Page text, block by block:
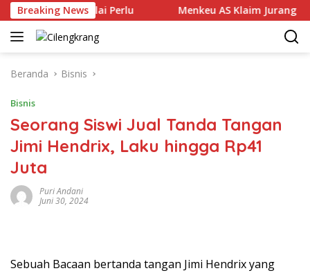
Langsung
ke
konten
Breaking News
TPPO Dinilai Perlu Menkeu AS Klaim Jurang
Beranda Bisnis
Bisnis
Seorang Siswi Jual Tanda Tangan
Jimi Hendrix, Laku hingga Rp41
Juta
Puri Andani
Juni 30, 2024
Sebuah Bacaan bertanda tangan Jimi Hendrix yang